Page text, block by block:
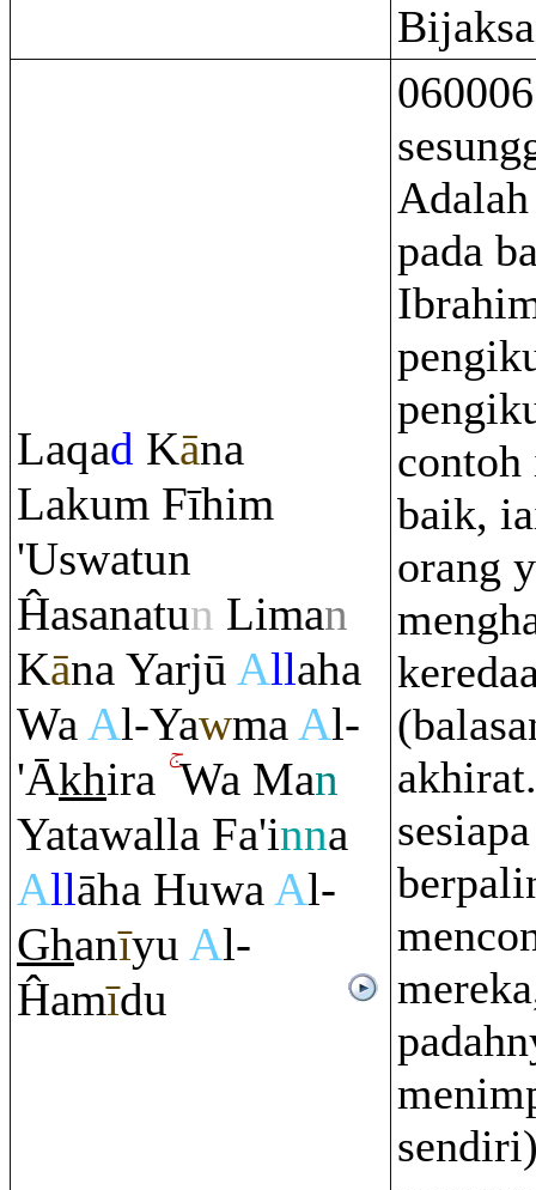
Laqad Kāna
Lakum Fīhim
'Uswatun
Ĥasanatun Liman
Kāna Yarjū Allaha
WaAl-YawmaAl-
'Ākhira Wa Man
Yatawalla Fa'inna
Allāha HuwaAl-
Ghanīyu Al-
Ĥamīdu
pada
contoh
baik,
orang